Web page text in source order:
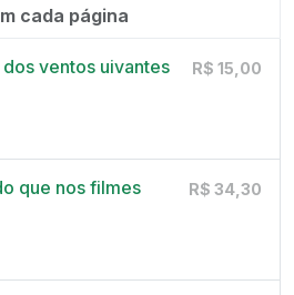
cada página
ventos uivantes R$ 15,00
que nos filmes R$ 34,30